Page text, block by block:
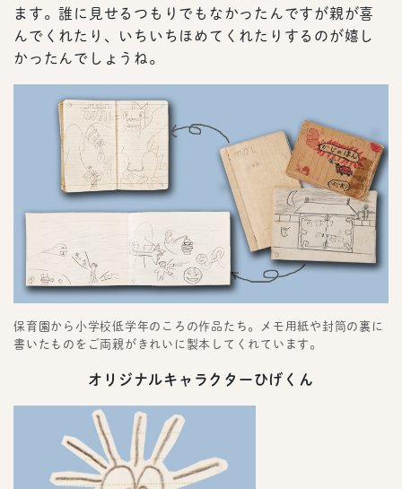
ます。誰に見せるつもりでもなかったんですが親が喜
んでくれたり、いちいちほめてくれたりするのが嬉し
かったんでしょうね。
保育園から小学校低学年のころの作品たち。メモ用紙や封筒の裏に
書いたものをご両親がきれいに製本してくれています。
オリジナルキャラクターひげくん